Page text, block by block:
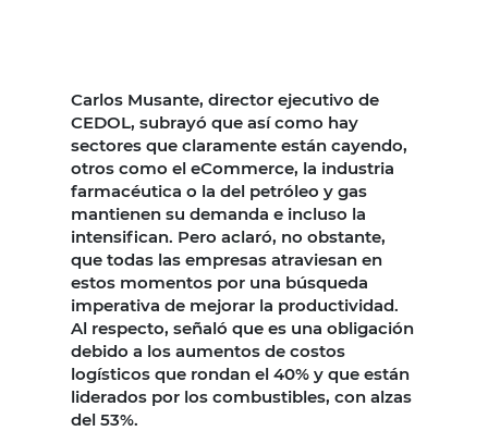
Carlos Musante, director ejecutivo de
CEDOL, subrayó que así como hay
sectores que claramente están cayendo,
otros como el eCommerce, la industria
farmacéutica o la del petróleo y gas
mantienen su demanda e incluso la
intensifican. Pero aclaró, no obstante,
que todas las empresas atraviesan en
estos momentos por una búsqueda
imperativa de mejorar la productividad.
Al respecto, señaló que es una obligación
debido a los aumentos de costos
logísticos que rondan el 40% y que están
liderados por los combustibles, con alzas
del 53%.